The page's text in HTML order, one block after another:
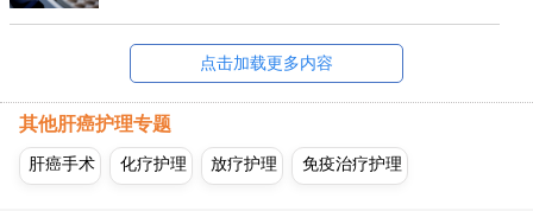
点击加载更多内容
其他肝癌护理专题
肝癌手术 化疗护理 放疗护理 免疫治疗护理